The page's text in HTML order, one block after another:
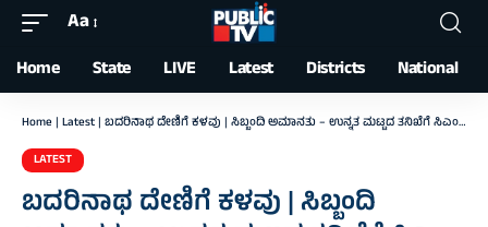
Font
Resizer
Aa
Home State LIVE Latest Districts National
Home | Latest | ಬದರಿನಾಥ ದೇಣಿಗೆ ಕಳವು | ಸಿಬ್ಬಂದಿ ಅಮಾನತು – ಉನ್ನತ ಮಟ್ಟದ ತನಿಖೆಗೆ ಸಿಎಂ ಪುಷ್ಕರ್ ಸಿಂಗ್ ಧಾಮಿ ಆದೇಶ
LATEST
ಬದರಿನಾಥ ದೇಣಿಗೆ ಕಳವು | ಸಿಬ್ಬಂದಿ